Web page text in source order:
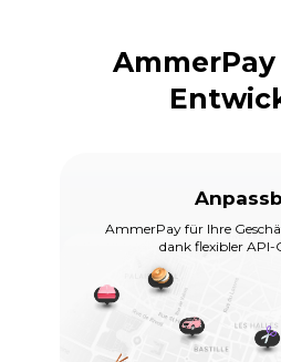
AmmerPay für Ihre
dank flexibler API-